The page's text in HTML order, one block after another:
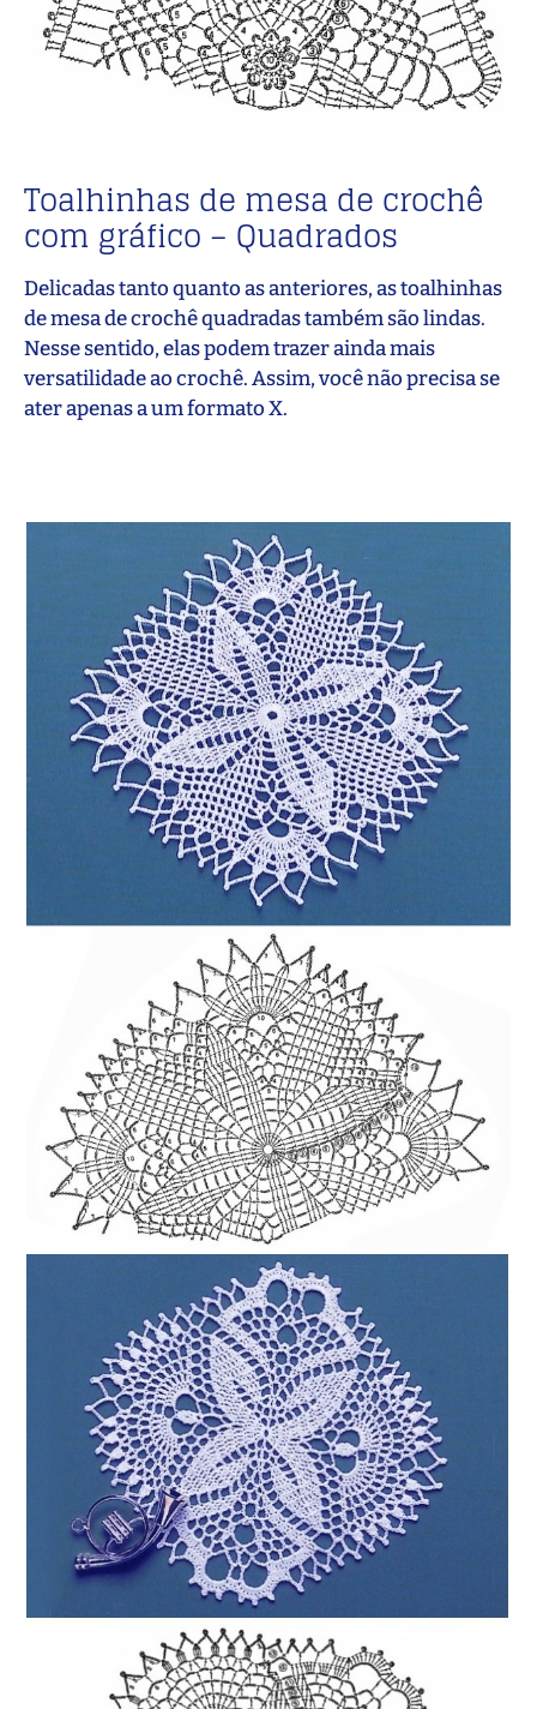
Toalhinhas de mesa de crochê
com gráfico – Quadrados
Delicadas tanto quanto as anteriores, as toalhinhas
de mesa de crochê quadradas também são lindas.
Nesse sentido, elas podem trazer ainda mais
versatilidade ao crochê. Assim, você não precisa se
ater apenas a um formato X.